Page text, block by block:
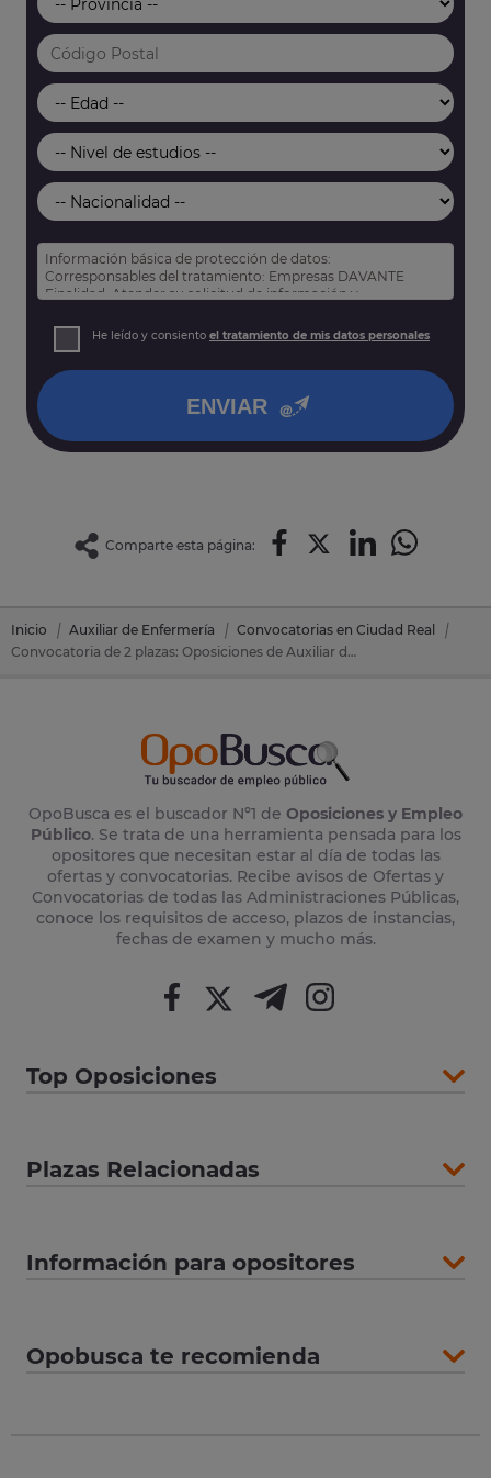
Información básica de protección de datos:
Corresponsables del tratamiento: Empresas DAVANTE
Finalidad: Atender su solicitud de información y
Derechos: Puede acceder, rectificar y suprimir sus datos,
así como otros derechos tal y como se explica en nuestra
He leído y consiento el tratamiento de mis datos personales
ENVIAR
Comparte esta página:
Inicio Auxiliar de Enfermería
Convocatorias en Ciudad Real
Convocatoria de 2 plazas: Oposiciones de Auxiliar de Enfermería en Alcazar De San Juan (Ciudad Real)
OpoBusca es el buscador Nº1 de Oposiciones y Empleo
Público. Se trata de una herramienta pensada para los
opositores que necesitan estar al día de todas las
ofertas y convocatorias. Recibe avisos de Ofertas y
Convocatorias de todas las Administraciones Públicas,
conoce los requisitos de acceso, plazos de instancias,
fechas de examen y mucho más.
Top Oposiciones
Plazas Relacionadas
Información para opositores
Opobusca te recomienda